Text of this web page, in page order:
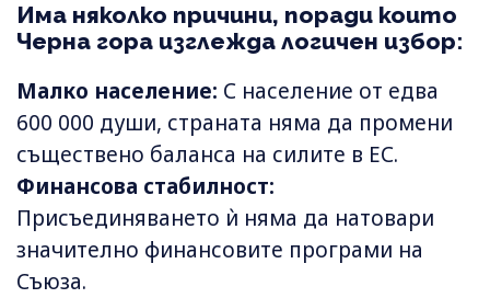
Има няколко причини, поради които
Черна гора изглежда логичен избор:
Малко население: С население от едва
600 000 души, страната няма да промени
съществено баланса на силите в ЕС.
Финансова стабилност:
Присъединяването ѝ няма да натовари
значително финансовите програми на
Съюза.